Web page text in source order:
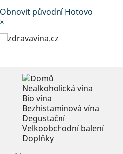
Obnovit původní Hotovo
×
Nealkoholická vína
Bio vína
Bezhistamínová vína
Degustační
Velkoobchodní balení
Doplňky